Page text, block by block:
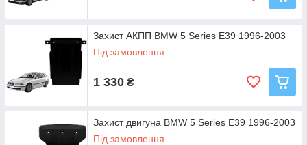
Захист АКПП BMW 5 Series E39 1996-2003
Під замовлення
1 330 ₴
Захист двигуна BMW 5 Series E39 1996-2003
Під замовлення